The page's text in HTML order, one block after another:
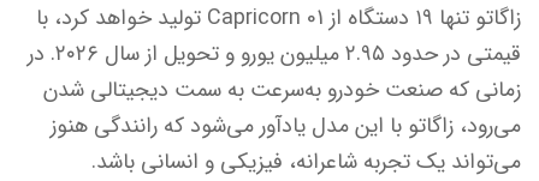
زاگاتو تنها ۱۹ دستگاه از Capricorn 01 تولید خواهد کرد، با
قیمتی در حدود ۲.۹۵ میلیون یورو و تحویل از سال ۲۰۲۶. در
زمانی که صنعت خودرو به‌سرعت به سمت دیجیتالی شدن
می‌رود، زاگاتو با این مدل یادآور می‌شود که رانندگی هنوز
می‌تواند یک تجربه شاعرانه، فیزیکی و انسانی باشد.